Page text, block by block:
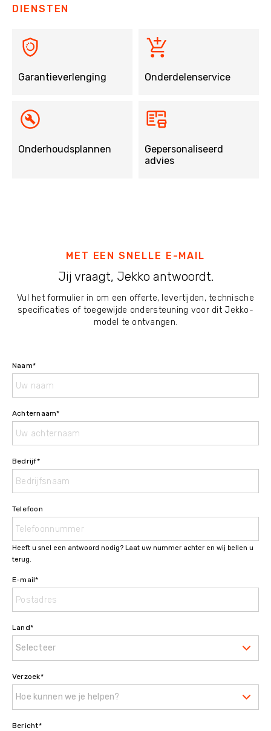
DIENSTEN
Garantieverlenging Onderdelenservice
Onderhoudsplannen
Gepersonaliseerd
advies
MET EEN SNELLE E-MAIL
Jij vraagt, Jekko antwoordt.
Vul het formulier in om een offerte, levertijden, technische
specificaties of toegewijde ondersteuning voor dit Jekko-
model te ontvangen.
Naam*
Achternaam*
Bedrijf*
Telefoon
Heeft u snel een antwoord nodig? Laat uw nummer achter en wij bellen u
terug.
E-mail*
Land*
Selecteer
Verzoek*
Hoe kunnen we je helpen?
Bericht*